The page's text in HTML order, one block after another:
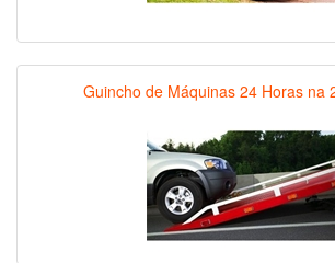
Guincho de Máquinas 24 Horas na